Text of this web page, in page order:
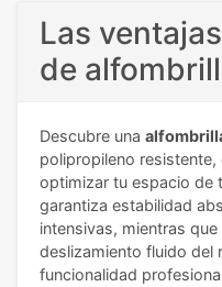
Las
de
Descubre una
polipropileno
optimizar tu espacio de
garantiza estabilidad
intensivas, mientras
deslizamiento fluido del
funcionalidad